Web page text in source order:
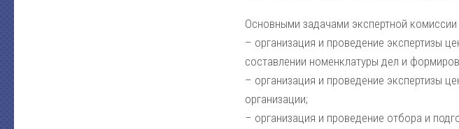
Основными задачами экспертной
– организация и проведение экспертизы
составлении номенклатуры дел и
– организация и проведение экспертизы
организации;
– организация и проведение отбора и